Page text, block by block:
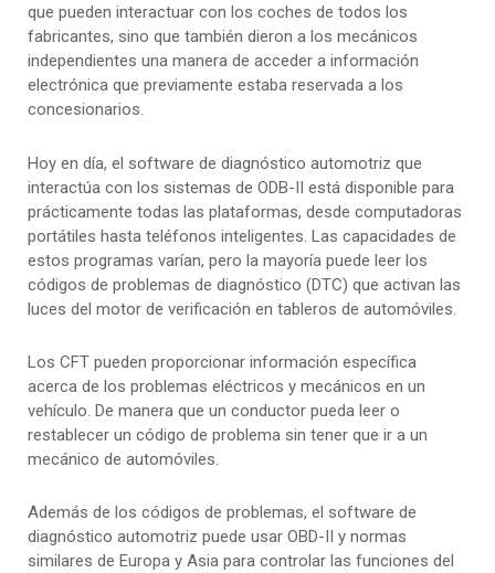
que pueden interactuar con los coches de todos los
fabricantes, sino que también dieron a los mecánicos
independientes una manera de acceder a información
electrónica que previamente estaba reservada a los
concesionarios.
Hoy en día, el software de diagnóstico automotriz que
interactúa con los sistemas de ODB-II está disponible para
prácticamente todas las plataformas, desde computadoras
portátiles hasta teléfonos inteligentes. Las capacidades de
estos programas varían, pero la mayoría puede leer los
códigos de problemas de diagnóstico (DTC) que activan las
luces del motor de verificación en tableros de automóviles.
Los CFT pueden proporcionar información específica
acerca de los problemas eléctricos y mecánicos en un
vehículo. De manera que un conductor pueda leer o
restablecer un código de problema sin tener que ir a un
mecánico de automóviles.
Además de los códigos de problemas, el software de
diagnóstico automotriz puede usar OBD-II y normas
similares de Europa y Asia para controlar las funciones del